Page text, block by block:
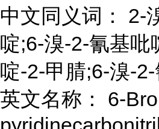
中文同义词： 2-
啶;6-溴-2-氰基吡
啶-2-甲腈;6-溴-
英文名称： 6-